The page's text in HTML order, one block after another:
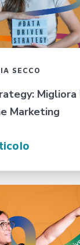
SECCO
Migliora
Marketing